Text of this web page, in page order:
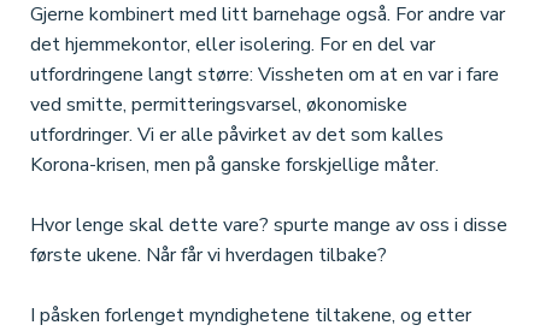
Gjerne kombinert med litt barnehage også. For andre var
det hjemmekontor, eller isolering. For en del var
utfordringene langt større: Vissheten om at en var i fare
ved smitte, permitteringsvarsel, økonomiske
utfordringer. Vi er alle påvirket av det som kalles
Korona-krisen, men på ganske forskjellige måter.
Hvor lenge skal dette vare? spurte mange av oss i disse
første ukene. Når får vi hverdagen tilbake?
I påsken forlenget myndighetene tiltakene, og etter